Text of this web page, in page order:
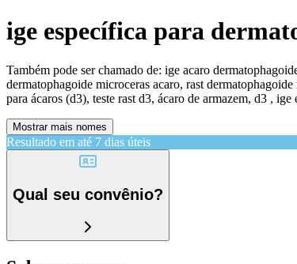
ige específica para
Também pode ser chamado de: ige acaro
dermatophagoide microceras acaro, rast
para ácaros (d3), teste rast d3, ácaro de armazem, d3 ,
Mostrar mais nomes
Resultado em até 7 dias úteis
Qual seu convênio?